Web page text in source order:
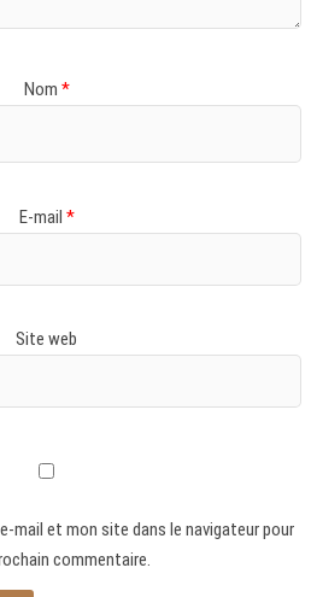
Nom *
E-mail *
Site web
mail et mon site dans le navigateur pour
commentaire.